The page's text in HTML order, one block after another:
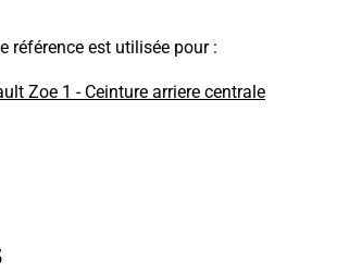
référence est utilisée pour :
Zoe 1 - Ceinture arriere centrale